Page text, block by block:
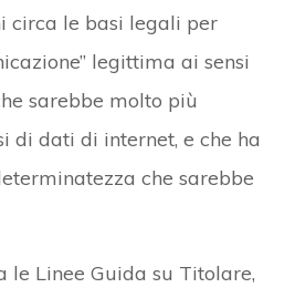
circa le basi legali per
legittima ai sensi
sarebbe molto più
di dati di internet, e che ha
che sarebbe
le Linee Guida su Titolare,